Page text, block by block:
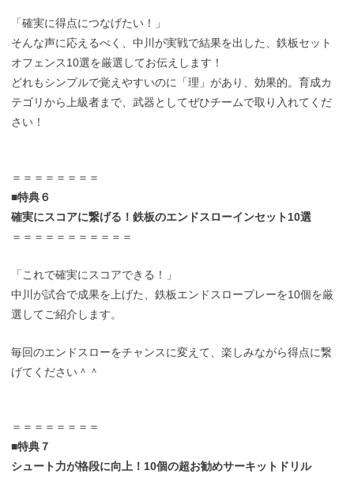
「確実に得点につなげたい！」
そんな声に応えるべく、中川が実戦で結果を出した、鉄板セット
オフェンス10選を厳選してお伝えします！
どれもシンプルで覚えやすいのに「理」があり、効果的。育成カ
テゴリから上級者まで、武器としてぜひチームで取り入れてくだ
さい！
＝＝＝＝＝＝＝＝
■特典６
確実にスコアに繋げる！鉄板のエンドスローインセット10選
＝＝＝＝＝＝＝＝＝＝＝
「これで確実にスコアできる！」
中川が試合で成果を上げた、鉄板エンドスロープレーを10個を厳
選してご紹介します。
毎回のエンドスローをチャンスに変えて、楽しみながら得点に繋
げてください＾＾
＝＝＝＝＝＝＝＝
■特典７
シュート力が格段に向上！10個の超お勧めサーキットドリル